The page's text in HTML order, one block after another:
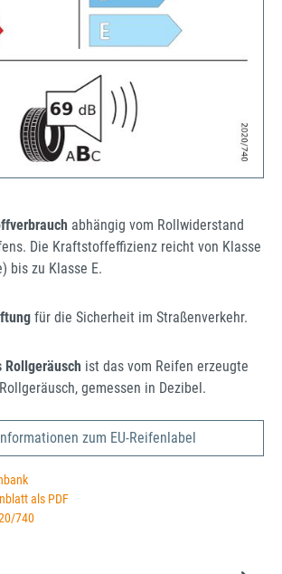
abhängig vom Rollwiderstand
Die Kraftstoffeffizienz reicht von Klasse
bis zu Klasse E.
für die Sicherheit im Straßenverkehr.
Rollgeräusch ist das vom Reifen erzeugte
gemessen in Dezibel.
zum EU-Reifenlabel
als PDF
740